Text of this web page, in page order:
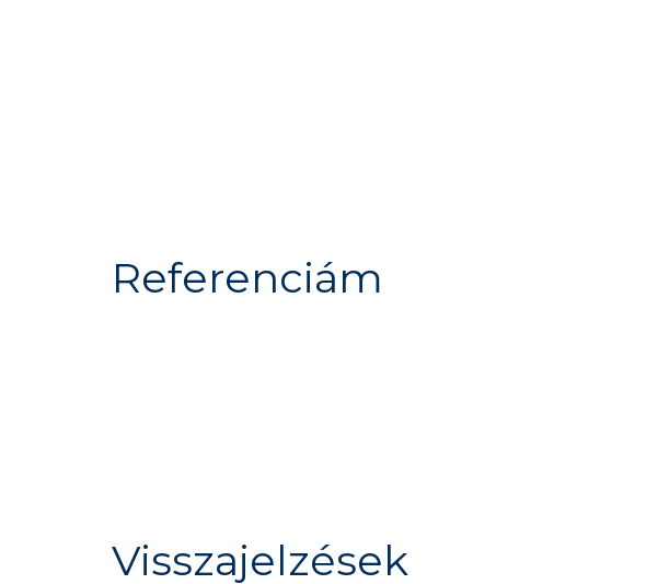
Referenciám
Visszajelzések